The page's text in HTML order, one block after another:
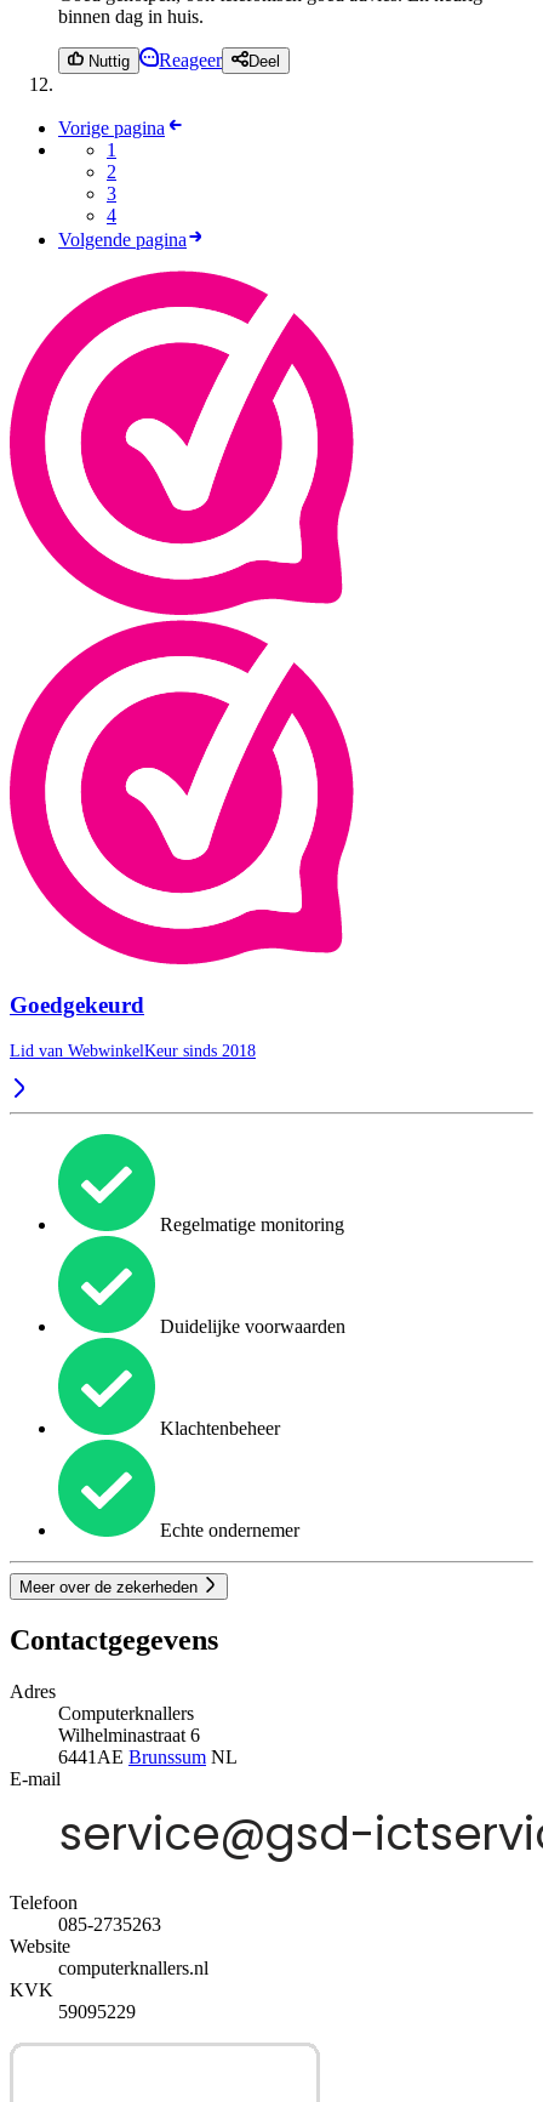
binnen dag in huis.
Nuttig Reageer Deel
Vorige pagina
1
2
3
4
Volgende pagina
Goedgekeurd
Lid van WebwinkelKeur sinds 2018
Regelmatige monitoring
Duidelijke voorwaarden
Klachtenbeheer
Echte ondernemer
Meer over de zekerheden
Contactgegevens
Adres
Computerknallers
Wilhelminastraat 6
6441AE Brunssum NL
E-mail
Telefoon
085-2735263
Website
computerknallers.nl
KVK
59095229